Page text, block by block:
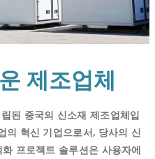
제조업체
된 중국의 신소재 제조업체입
의 혁신 기업으로서, 당사의 신
프로젝트 솔루션은 사용자에